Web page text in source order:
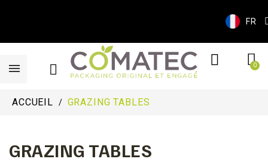
FR
ACCUEIL GRAZING TABLES
GRAZING TABLES